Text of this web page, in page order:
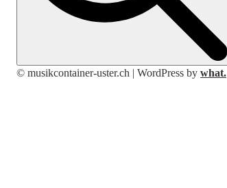
© musikcontainer-uster.ch | WordPress by what.